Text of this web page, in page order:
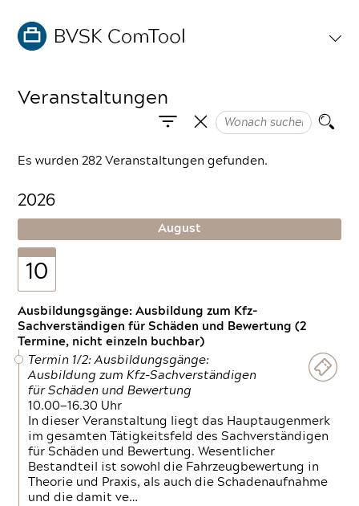
Veranstaltungen
Es wurden 282 Veranstaltungen gefunden.
2026
August
10
Ausbildungsgänge: Ausbildung zum Kfz-
Sachverständigen für Schäden und Bewertung (2
Termine, nicht einzeln buchbar)
Termin 1/2: Ausbildungsgänge:
Ausbildung zum Kfz-Sachverständigen
für Schäden und Bewertung
10.00—16.30 Uhr
In dieser Veranstaltung liegt das Hauptaugenmerk
im gesamten Tätigkeitsfeld des Sachverständigen
für Schäden und Bewertung. Wesentlicher
Bestandteil ist sowohl die Fahrzeugbewertung in
Theorie und Praxis, als auch die Schadenaufnahme
und die damit ve…